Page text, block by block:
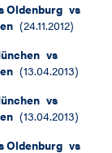
Oldenburg vs
(24.11.2012)
vs
(13.04.2013)
vs
(13.04.2013)
Oldenburg vs